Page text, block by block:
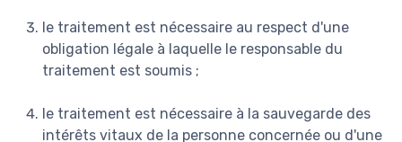
le traitement est nécessaire au respect d'une
obligation légale à laquelle le responsable du
traitement est soumis ;
le traitement est nécessaire à la sauvegarde des
intérêts vitaux de la personne concernée ou d'une